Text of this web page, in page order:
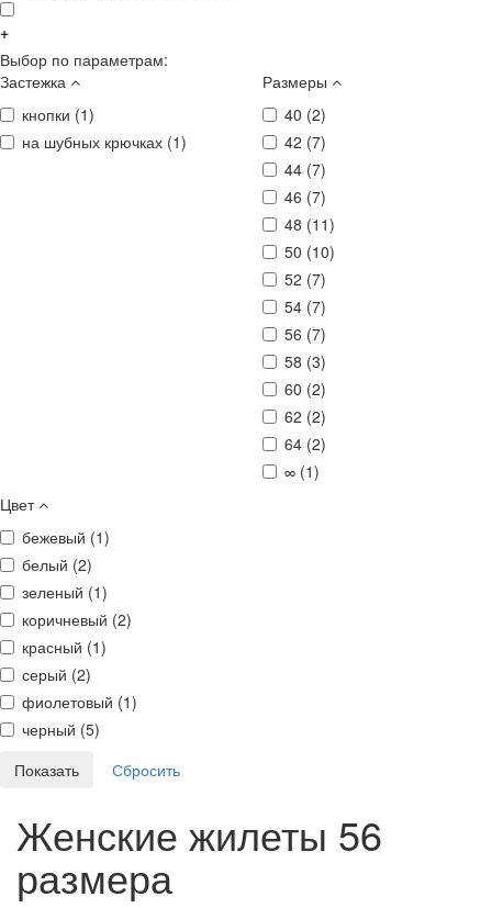
+
Выбор по параметрам:
Застежка
кнопки (1)
на шубных крючках (1)
Размеры
40 (2)
42 (7)
44 (7)
46 (7)
48 (11)
50 (10)
52 (7)
54 (7)
56 (7)
58 (3)
60 (2)
62 (2)
64 (2)
∞ (1)
Цвет
бежевый (1)
белый (2)
зеленый (1)
коричневый (2)
красный (1)
серый (2)
фиолетовый (1)
черный (5)
Женские жилеты 56
размера